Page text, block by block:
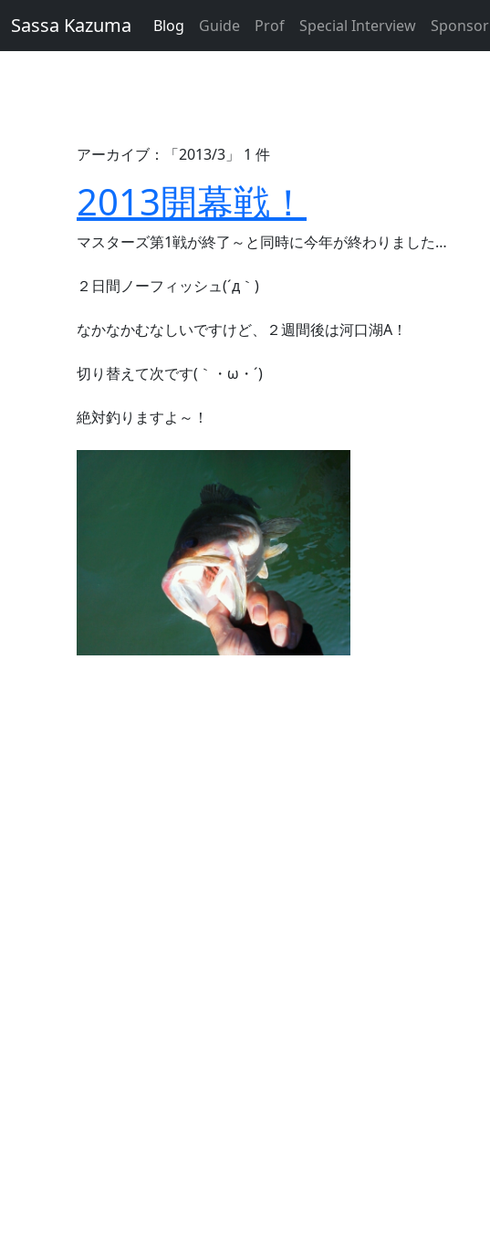
Sassa Kazuma Blog Guide Prof Special Interview Sponsor
アーカイブ：「2013/3」 1 件
2013開幕戦！
マスターズ第1戦が終了～と同時に今年が終わりました…
２日間ノーフィッシュ(´д｀)
なかなかむなしいですけど、２週間後は河口湖A！
切り替えて次です(｀・ω・´)
絶対釣りますよ～！